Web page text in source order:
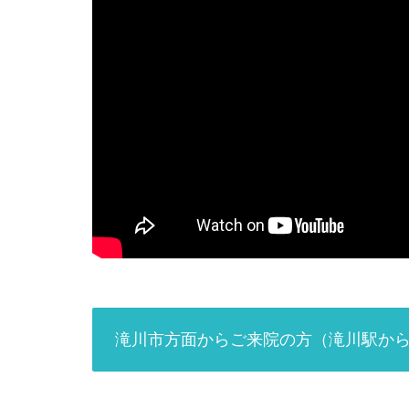
滝川市方面からご来院の方（滝川駅から